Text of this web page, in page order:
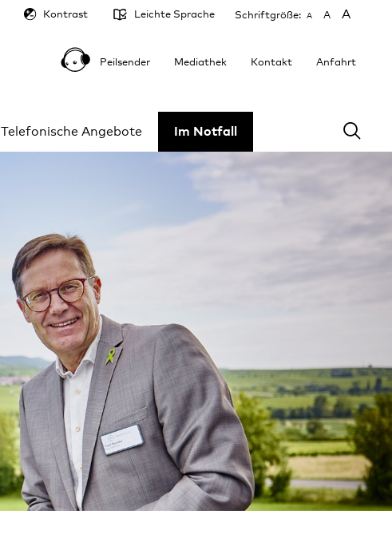
Telefonische Angebote Im Notfall
Schriftgröße: A A A
Leichte Sprache
Kontrast
Anfahrt
Kontakt
Mediathek
Peilsender